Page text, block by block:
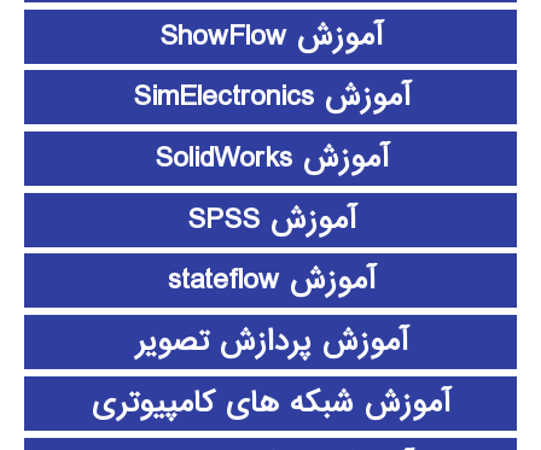
آموزش ShowFlow
آموزش SimElectronics
آموزش SolidWorks
آموزش SPSS
آموزش stateflow
آموزش پردازش تصویر
آموزش شبکه های کامپیوتری